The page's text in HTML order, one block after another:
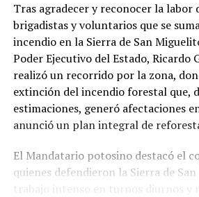
Tras agradecer y reconocer la labor
brigadistas y voluntarios que se
incendio en la Sierra de San
Poder Ejecutivo del Estado, Ricardo
realizó un recorrido por la zona,
extinción del incendio forestal que,
estimaciones, generó afectaciones
anunció un plan integral de
El Mandatario potosino destacó el
quienes defendieron la Sierra de